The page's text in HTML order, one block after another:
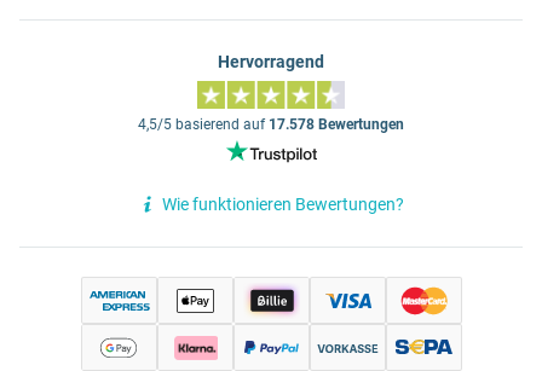
Hervorragend
4,5/5 basierend auf 17.578 Bewertungen
Wie funktionieren Bewertungen?